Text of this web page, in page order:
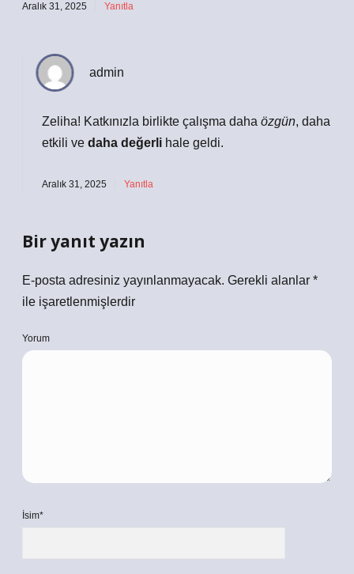
Aralık 31, 2025 Yanıtla
admin
Zeliha! Katkınızla birlikte çalışma daha özgün, daha
etkili ve daha değerli hale geldi.
Aralık 31, 2025 Yanıtla
Bir yanıt yazın
E-posta adresiniz yayınlanmayacak. Gerekli alanlar *
ile işaretlenmişlerdir
Yorum
İsim*